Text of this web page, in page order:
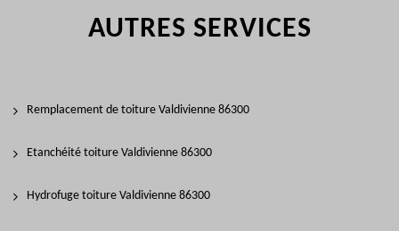
AUTRES SERVICES
Remplacement de toiture Valdivienne 86300
Etanchéité toiture Valdivienne 86300
Hydrofuge toiture Valdivienne 86300